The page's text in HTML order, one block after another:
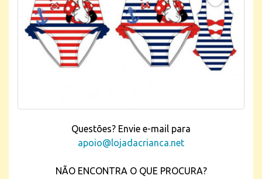
Questões? Envie e-mail para
apoio@lojadacrianca.net
NÃO ENCONTRA O QUE PROCURA?